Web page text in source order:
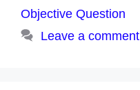
Objective Question
Leave a comment